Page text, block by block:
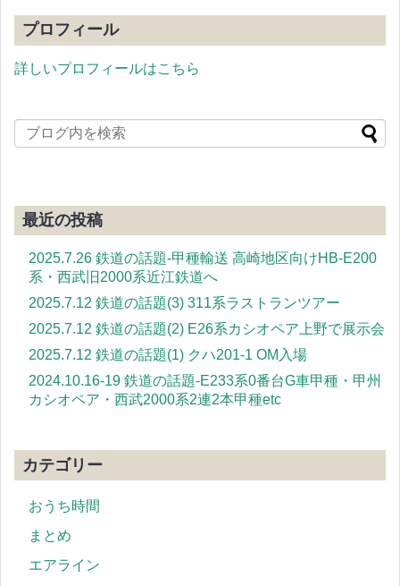
プロフィール
詳しいプロフィールはこちら
最近の投稿
2025.7.26 鉄道の話題-甲種輸送 高崎地区向けHB-E200
系・西武旧2000系近江鉄道へ
2025.7.12 鉄道の話題(3) 311系ラストランツアー
2025.7.12 鉄道の話題(2) E26系カシオペア上野で展示会
2025.7.12 鉄道の話題(1) クハ201-1 OM入場
2024.10.16-19 鉄道の話題-E233系0番台G車甲種・甲州
カシオペア・西武2000系2連2本甲種etc
カテゴリー
おうち時間
まとめ
エアライン